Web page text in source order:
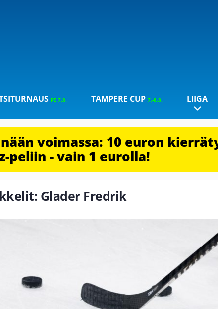
PE 7.8. TAMPERE CUP 7.-8.8. LIIGA
voimassa: 10 euron
peliin - vain 1 eurolla!
Glader Fredrik